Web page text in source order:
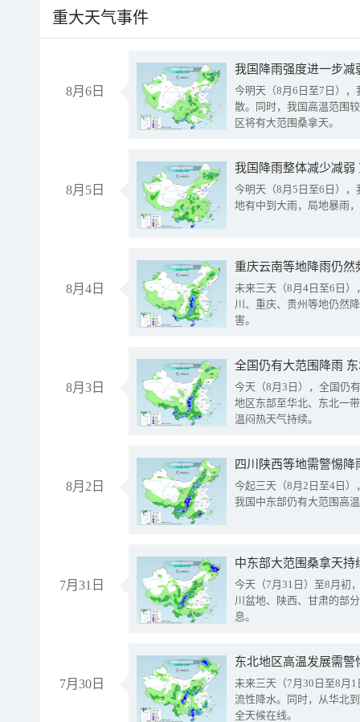
重大天气事件
8月6日
今明天（8月6日至7日）
散。同时，我国高温范围
区将有大范围桑拿天。
8月5日
我国降雨整体减少减弱
今明天（8月5日至6日）
地有中到大雨，局地暴雨
8月4日
重庆云南等地降雨仍然
未来三天（8月4日至6日
川、重庆、贵州等地仍然
害。
8月3日
全国仍有大范围降雨
今天（8月3日），全国仍
地区东部至华北、东北一
温闷热天气持续。
8月2日
今起三天（8月2日至4日
我国中东部仍有大范围高
7月31日
中东部大范围桑拿天
今天（7月31日）至8月初
川盆地、陕西、甘肃的部
息。
7月30日
东北地区高温发展需
未来三天（7月30日至8月
流性降水。同时，从华北
全天候在线。